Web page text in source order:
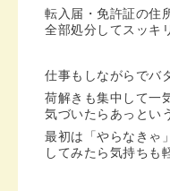
転入届・免許証の住
全部処分してスッキ
仕事もしながらでバ
荷解きも集中して一
気づいたらあっとい
最初は「やらなきゃ
してみたら気持ちも